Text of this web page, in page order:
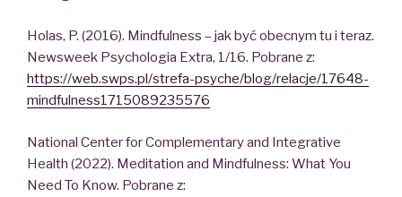
Holas, P. (2016). Mindfulness – jak być obecnym tu i teraz.
Newsweek Psychologia Extra, 1/16. Pobrane z:
https://web.swps.pl/strefa-psyche/blog/relacje/17648-
mindfulness1715089235576
National Center for Complementary and Integrative
Health (2022). Meditation and Mindfulness: What You
Need To Know. Pobrane z: